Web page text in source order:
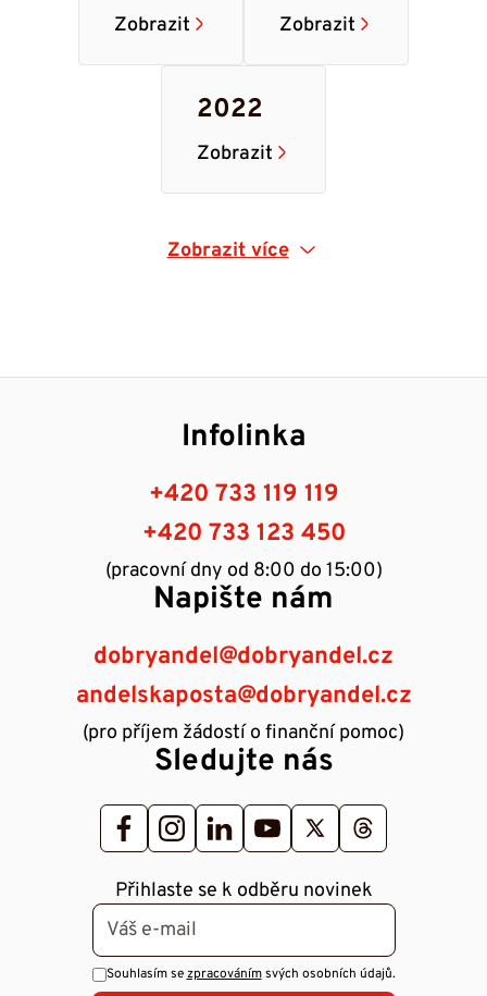
Zobrazit Zobrazit
2022
Zobrazit
Zobrazit více
2019
Zobrazit
2018
Zobrazit
2017
Zobrazit
2016
Zobrazit
2015 2014
Zobrazit
Infolinka
+420 733 119 119
+420 733 123 450
(pracovní dny od 8:00 do 15:00)
Napište nám
dobryandel@dobryandel.cz
andelskaposta@dobryandel.cz
(pro příjem žádostí o finanční pomoc)
Sledujte nás
Přihlaste se k odběru novinek
Souhlasím sezpracovánímsvých osobních údajů.